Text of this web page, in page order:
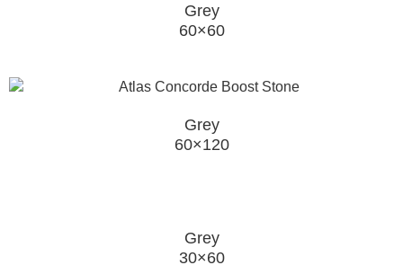
Grey
60×60
Grey
60×120
Grey
30×60